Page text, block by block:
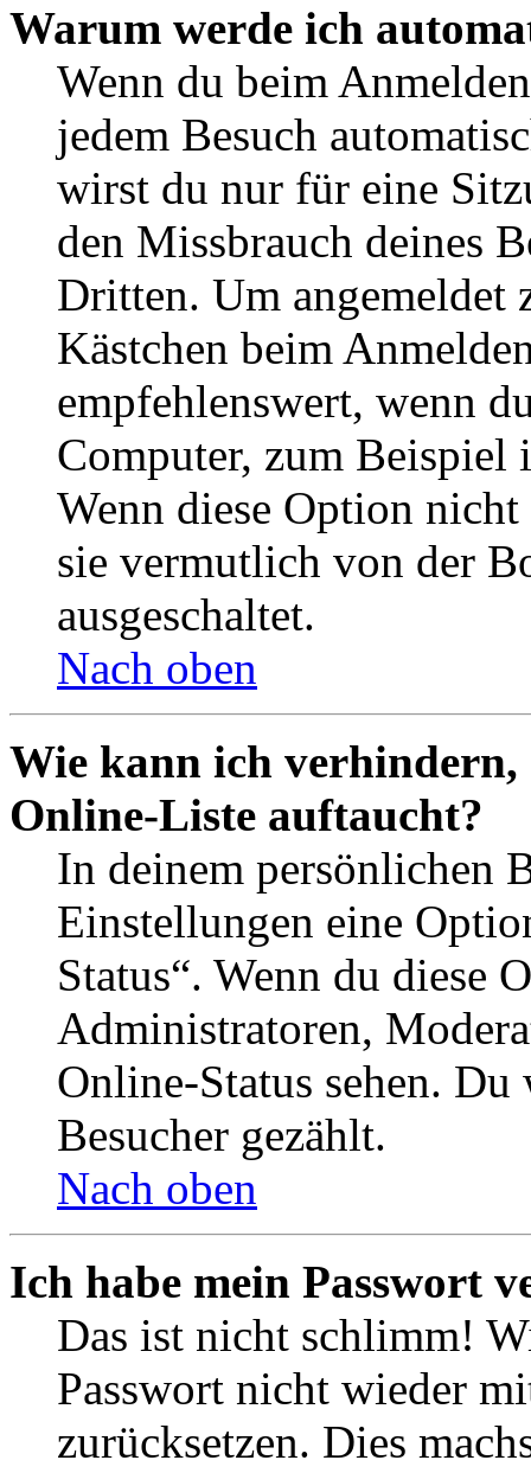
Warum werde ich
Wenn du beim
jedem Besuch
wirst du nur für eine
den Missbrauch deines
Dritten. Um angemeldet
Kästchen beim
empfehlenswert, wenn
Computer, zum Beispiel
Wenn diese Option
sie vermutlich von der
ausgeschaltet.
Nach oben
Wie kann ich verhindern,
Online-Liste auftaucht?
In deinem persönlichen
Einstellungen eine
Status“. Wenn du diese
Administratoren,
Online-Status sehen.
Besucher gezählt.
Nach oben
Ich habe mein Passwort
Das ist nicht schlimm!
Passwort nicht wieder
zurücksetzen. Dies